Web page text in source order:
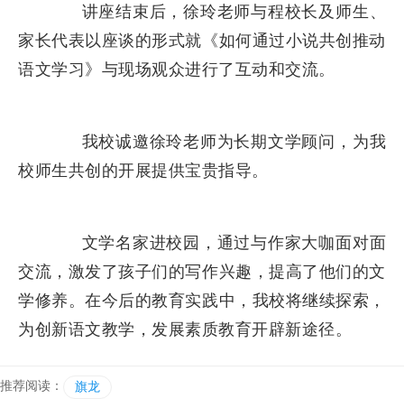
讲座结束后，徐玲老师与程校长及师生、
家长代表以座谈的形式就《如何通过小说共创推动
语文学习》与现场观众进行了互动和交流。
我校诚邀徐玲老师为长期文学顾问，为我
校师生共创的开展提供宝贵指导。
文学名家进校园，通过与作家大咖面对面
交流，激发了孩子们的写作兴趣，提高了他们的文
学修养。在今后的教育实践中，我校将继续探索，
为创新语文教学，发展素质教育开辟新途径。
推荐阅读： 旗龙